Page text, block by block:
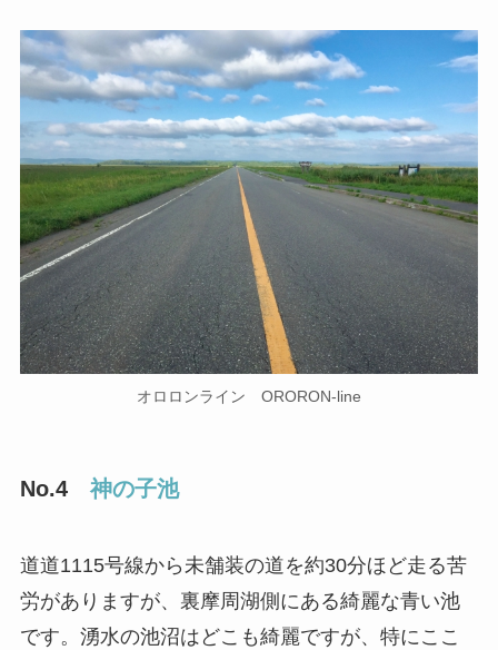
オロロンライン ORORON-line
No.4 神の子池
道道1115号線から未舗装の道を約30分ほど走る苦
労がありますが、裏摩周湖側にある綺麗な青い池
です。湧水の池沼はどこも綺麗ですが、特にここ